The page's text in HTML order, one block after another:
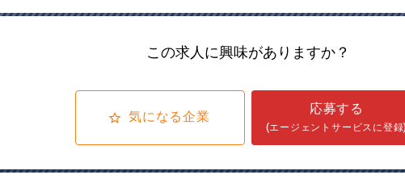
この求人に興味がありますか？
気になる企業
応募する
(エージェントサービスに登録)